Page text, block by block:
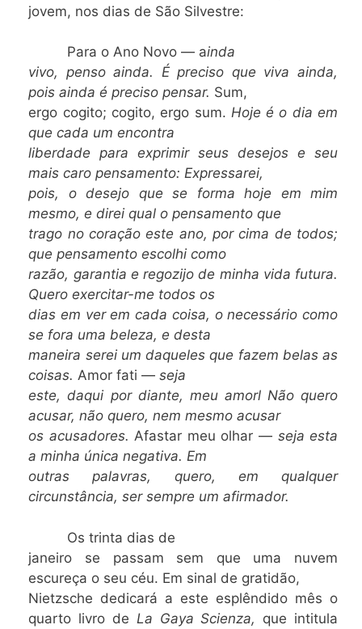
jovem, nos dias de São Silvestre:
Para o Ano Novo — ainda
vivo, penso ainda. É preciso que viva ainda,
pois ainda é preciso pensar. Sum,
ergo cogito; cogito, ergo sum. Hoje é o dia em
que cada um encontra
liberdade para exprimir seus desejos e seu
mais caro pensamento: Expressarei,
pois, o desejo que se forma hoje em mim
mesmo, e direi qual o pensamento que
trago no coração este ano, por cima de todos;
que pensamento escolhi como
razão, garantia e regozijo de minha vida futura.
Quero exercitar-me todos os
dias em ver em cada coisa, o necessário como
se fora uma beleza, e desta
maneira serei um daqueles que fazem belas as
coisas.Amor fati —seja
este, daqui por diante, meu amorl Não quero
acusar, não quero, nem mesmo acusar
os acusadores.Afastar meu olhar — seja esta
a minha única negativa. Em
outras palavras, quero, em qualquer
circunstância, ser sempre um afirmador.
Os trinta dias de
janeiro se passam sem que uma nuvem
escureça o seu céu. Em sinal de gratidão,
Nietzsche dedicará a este esplêndido mês o
quarto livro de La Gaya Scienza, que intitula